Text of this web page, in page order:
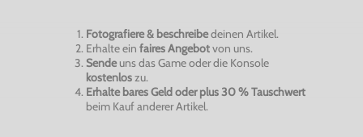
Fotografiere & beschreibedeinen Artikel.
Erhalte ein faires Angebotvon uns.
Sendeuns das Game oder die Konsole
kostenloszu.
Erhalte bares Geld oder plus 30 % Tauschwert
beim Kauf anderer Artikel.